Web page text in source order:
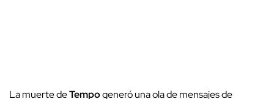
La muerte deTempogeneró una ola de mensajes de